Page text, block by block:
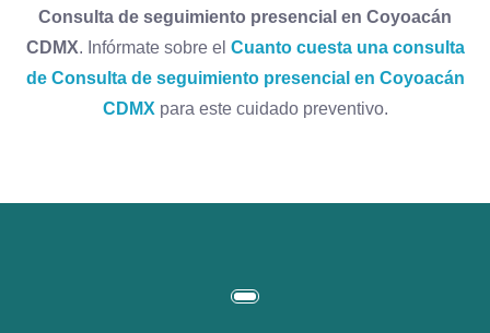
Consulta de seguimiento presencial en Coyoacán
CDMX. Infórmate sobre el Cuanto cuesta una consulta
de Consulta de seguimiento presencial en Coyoacán
CDMX para este cuidado preventivo.